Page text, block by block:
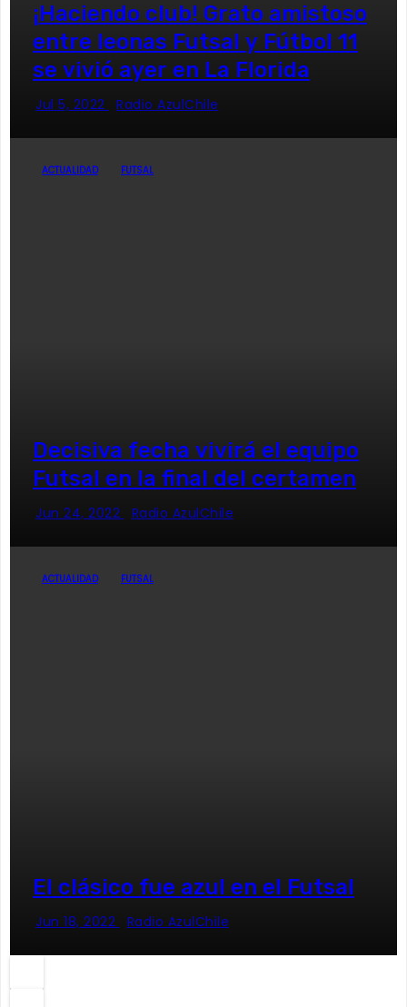
¡Haciendo club! Grato amistoso
entre leonas Futsal y Fútbol 11
se vivió ayer en La Florida
Jul 5, 2022 Radio AzulChile
ACTUALIDAD FUTSAL
Decisiva fecha vivirá el equipo
Futsal en la final del certamen
Jun 24, 2022 Radio AzulChile
ACTUALIDAD FUTSAL
El clásico fue azul en el Futsal
Jun 18, 2022 Radio AzulChile